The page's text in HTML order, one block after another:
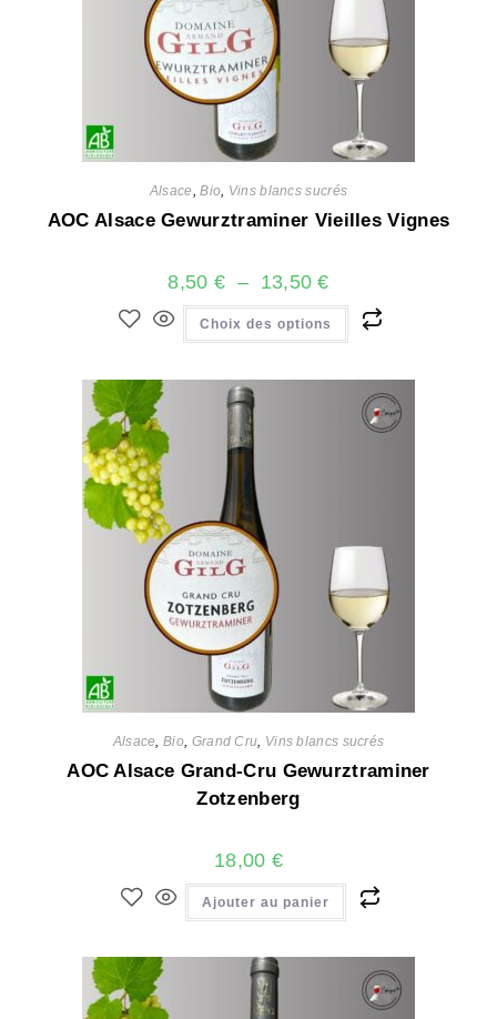
Alsace,Bio, Vins blancs sucrés
AOC Alsace Gewurztraminer Vieilles Vignes
8,50 € – 13,50€
Choix des options
Alsace ,Bio Grand Cru Vins blancs sucrés
AOC Alsace Grand-Cru Gewurztraminer
Zotzenberg
18,00 €
Ajouter au panier